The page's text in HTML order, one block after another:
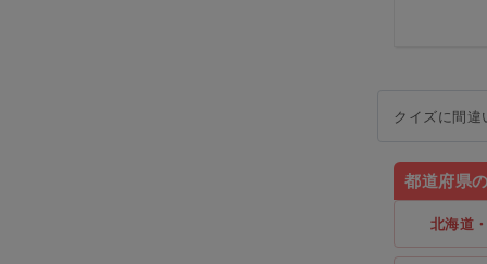
クイズに間
都道府県
北海道